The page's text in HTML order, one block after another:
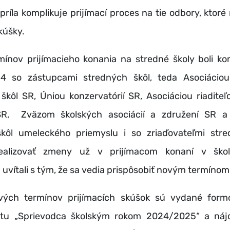
komplikuje prijímací proces na tie odbory, ktoré
prijímacieho konania na stredné školy boli
so zástupcami stredných škôl, teda
SR, Úniou konzervatórií SR, Asociáciou
Zväzom školských asociácií a združení SR a
umeleckého priemyslu i so zriaďovateľmi
zmeny už v prijímacom konaní v
s tým, že sa vedia prispôsobiť novým
termínov prijímacích skúšok sú vydané
„Sprievodca školským rokom 2024/2025“ a